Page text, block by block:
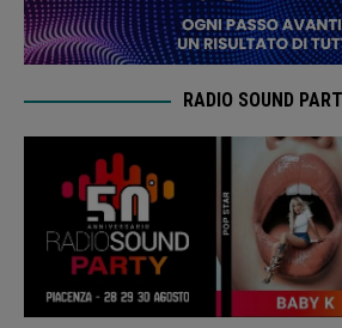
RADIO SOUND